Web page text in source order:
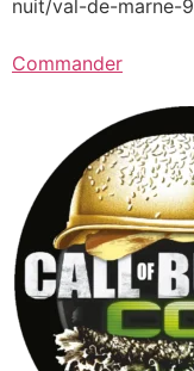
nuit/val-de-marne-
Commander